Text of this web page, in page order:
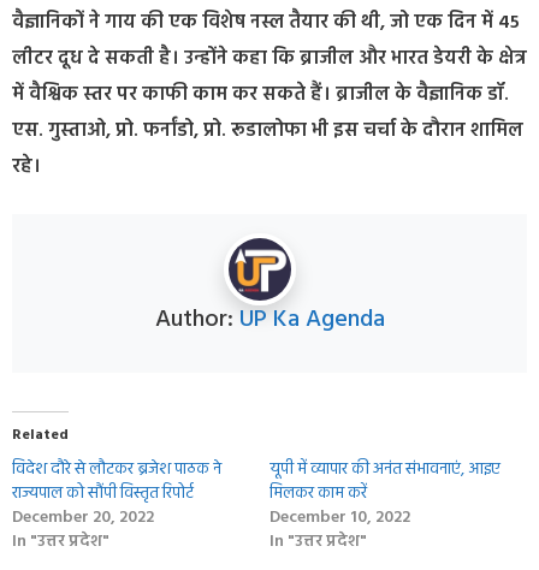
वैज्ञानिकों ने गाय की एक विशेष नस्ल तैयार की थी, जो एक दिन में 45
लीटर दूध दे सकती है। उन्होंने कहा कि ब्राजील और भारत डेयरी के क्षेत्र
में वैश्विक स्तर पर काफी काम कर सकते हैं। ब्राजील के वैज्ञानिक डॉ.
एस. गुस्ताओ, प्रो. फर्नांडो, प्रो. रूडालोफा भी इस चर्चा के दौरान शामिल
रहे।
Author: UP Ka Agenda
Related
विदेश दौरे से लौटकर ब्रजेश पाठक ने
राज्यपाल को सौंपी विस्तृत रिपोर्ट
December 20, 2022
In "उत्तर प्रदेश"
यूपी में व्यापार की अनंत संभावनाएं, आइए
मिलकर काम करें
December 10, 2022
In "उत्तर प्रदेश"